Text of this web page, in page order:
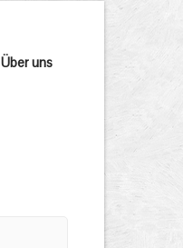
Über uns